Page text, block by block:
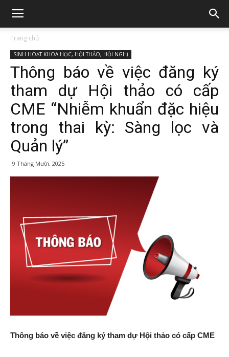
Trang chủ
SINH HOẠT KHOA HỌC, HỘI THẢO, HỘI NGHỊ
Thông báo về việc đăng ký
tham dự Hội thảo có cấp
CME “Nhiễm khuẩn đặc hiệu
trong thai kỳ: Sàng lọc và
Quản lý”
9 Tháng Mười, 2025
Thông báo về việc đăng ký tham dự Hội thảo có cấp CME